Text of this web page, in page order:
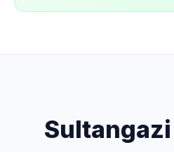
Sultangazi